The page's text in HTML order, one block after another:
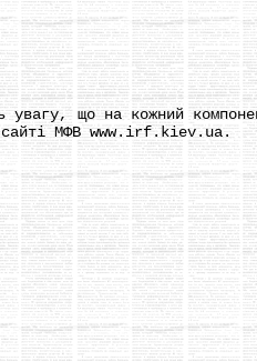
що на кожний
сайті МФВ www.irf.kiev.ua.